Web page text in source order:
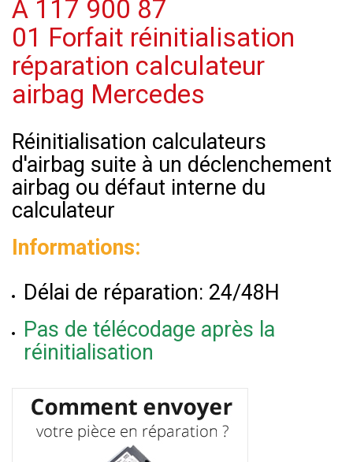
A 117 900 87
01 Forfait réinitialisation
réparation calculateur
airbag Mercedes
Réinitialisation calculateurs
d'airbag suite à un déclenchement
airbag ou défaut interne du
calculateur
Informations:
Délai de réparation: 24/48H
Pas de télécodage après la
réinitialisation